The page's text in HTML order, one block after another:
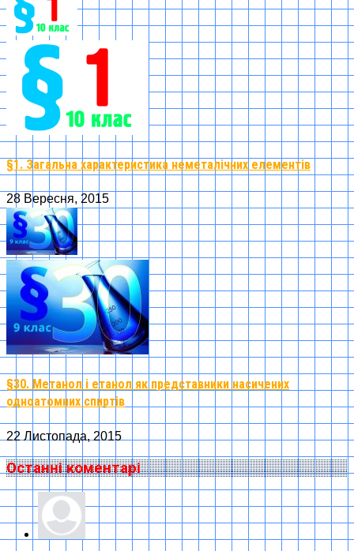
§1. Загальна характеристика неметалічних елементів
28 Вересня, 2015
§30. Метанол і етанол як представники насичених
одноатомних спиртів
22 Листопада, 2015
Останні коментарі